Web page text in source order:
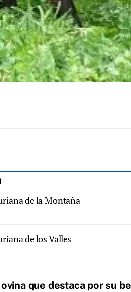
de la Montaña
de los Valles
ovina que destaca por su